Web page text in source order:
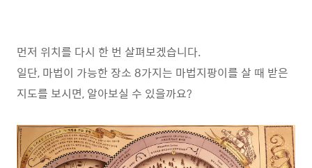
먼저 위치를 다시 한 번 살펴보겠습니다.
일단, 마법이 가능한 장소 8가지는 마법지팡이를 살 때 받은
지도를 보시면, 알아보실 수 있을까요?